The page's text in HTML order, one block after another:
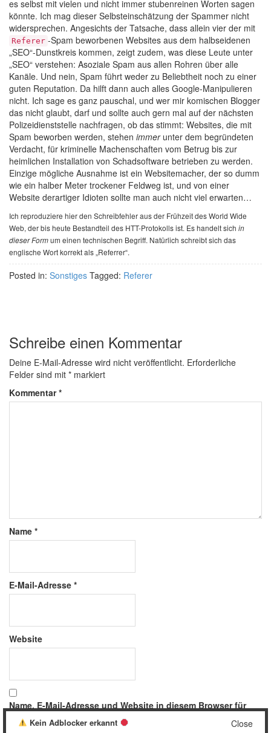
es selbst mit vielen und nicht immer stubenreinen Worten sagen
könnte. Ich mag dieser Selbsteinschätzung der Spammer nicht
widersprechen. Angesichts der Tatsache, dass allein vier der mit
Referer -Spam beworbenen Websites aus dem halbseidenen
„SEO“-Dunstkreis kommen, zeigt zudem, was diese Leute unter
„SEO“ verstehen: Asoziale Spam aus allen Rohren über alle
Kanäle. Und nein, Spam führt weder zu Beliebtheit noch zu einer
guten Reputation. Da hilft dann auch alles Google-Manipulieren
nicht. Ich sage es ganz pauschal, und wer mir komischen Blogger
das nicht glaubt, darf und sollte auch gern mal auf der nächsten
Polizeidienststelle nachfragen, ob das stimmt: Websites, die mit
Spam beworben werden, stehen immerunter dem begründeten
Verdacht, für kriminelle Machenschaften vom Betrug bis zur
heimlichen Installation von Schadsoftware betrieben zu werden.
Einzige mögliche Ausnahme ist ein Websitemacher, der so dumm
wie ein halber Meter trockener Feldweg ist, und von einer
Website derartiger Idioten sollte man auch nicht viel erwarten…
Ich reproduziere hier den Schreibfehler aus der Frühzeit des World Wide
Web, der bis heute Bestandteil des HTT-Protokolls ist. Es handelt sich in
dieser Formum einen technischen Begriff. Natürlich schreibt sich das
englische Wort korrekt als „Referrer“.
Posted in: Sonstiges Tagged: Referer
Schreibe einen Kommentar
Deine E-Mail-Adresse wird nicht veröffentlicht. Erforderliche
Felder sind mit * markiert
Kommentar*
Name *
E-Mail-Adresse *
Website
Name, E-Mail-Adresse und Website in diesem Browser für
meinen nächsten Kommentar speichern.
Close
Kein Adblocker erkannt